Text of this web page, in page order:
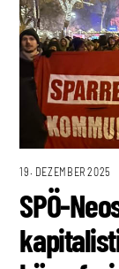
19. DEZEMBER 2025
SPÖ-